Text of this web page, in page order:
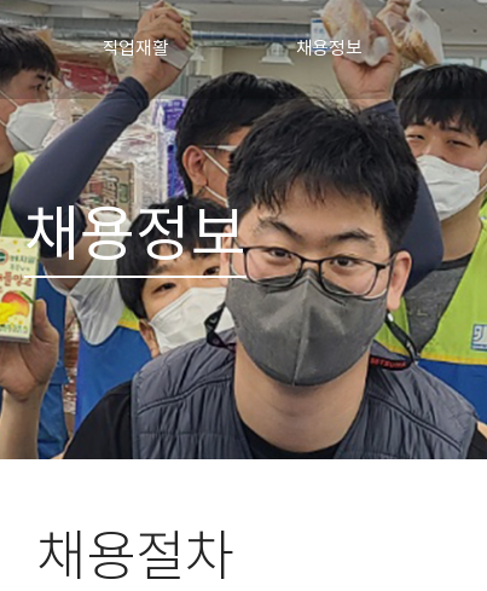
직업재활
직업재활안내
직업재활소식
채용정보
채용절차
채용공고 및 합격자 발표
채용정보
채용절차